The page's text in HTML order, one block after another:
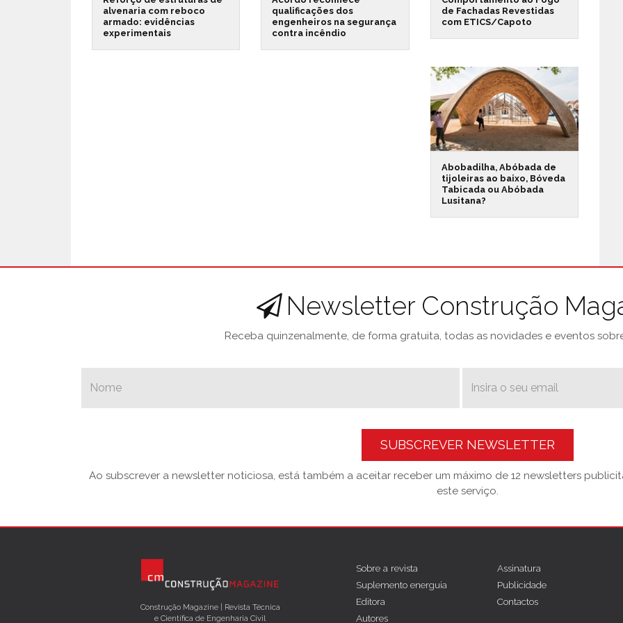
alvenaria com reboco
armado: evidências
experimentais
qualificações dos
engenheiros na segurança
contra incêndio
de Fachadas Revestidas
com ETICS/Capoto
Abobadilha, Abóbada de
tijoleiras ao baixo, Bóveda
Tabicada ou Abóbada
Lusitana?
Newsletter Construção
Receba quinzenalmente, de forma gratuita, todas as novidades e eventos
SUBSCREVER NEWSLETTER
Ao subscrever a newsletter noticiosa, está também a aceitar receber um máximo de 12 newsletters
este serviço.
Construção Magazine | Revista Técnica
e Científica de Engenharia Civil
Sobre a revista
Suplemento energuia
Editora
Autores
Assinatura
Publicidade
Contactos